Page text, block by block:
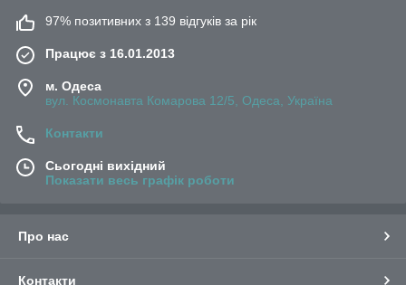
97% позитивних з 139 відгуків за рік
Працює з 16.01.2013
м. Одеса
вул. Космонавта Комарова 12/5, Одеса, Україна
Контакти
Сьогодні вихідний
Показати весь графік роботи
Про нас
Контакти